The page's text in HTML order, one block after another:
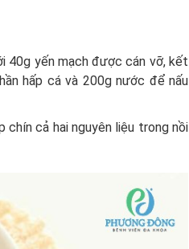
40g yến mạch được cán vỡ, kết
hấp cá và 200g nước để nấu
chín cả hai nguyên liệu trong nồi